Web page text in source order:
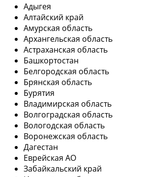
Адыгея
Алтайский край
Амурская область
Архангельская область
Астраханская область
Башкортостан
Белгородская область
Брянская область
Бурятия
Владимирская область
Волгоградская область
Вологодская область
Воронежская область
Дагестан
Еврейская АО
Забайкальский край